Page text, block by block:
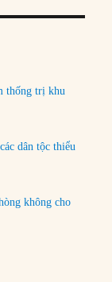
thống trị khu
dân tộc thiểu
không cho